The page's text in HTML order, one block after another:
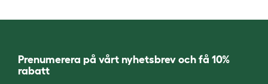
Prenumerera på vårt nyhetsbrev och få 10%
rabatt